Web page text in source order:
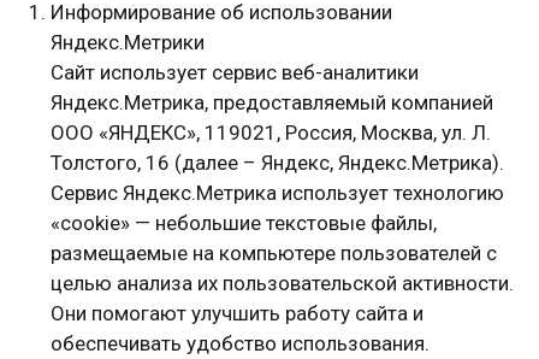
Информирование об использовании
Яндекс.Метрики
Сайт использует сервис веб-аналитики
Яндекс.Метрика, предоставляемый компанией
ООО «ЯНДЕКС», 119021, Россия, Москва, ул. Л.
Толстого, 16 (далее – Яндекс, Яндекс.Метрика).
Сервис Яндекс.Метрика использует технологию
«cookie» — небольшие текстовые файлы,
размещаемые на компьютере пользователей с
целью анализа их пользовательской активности.
Они помогают улучшить работу сайта и
обеспечивать удобство использования.